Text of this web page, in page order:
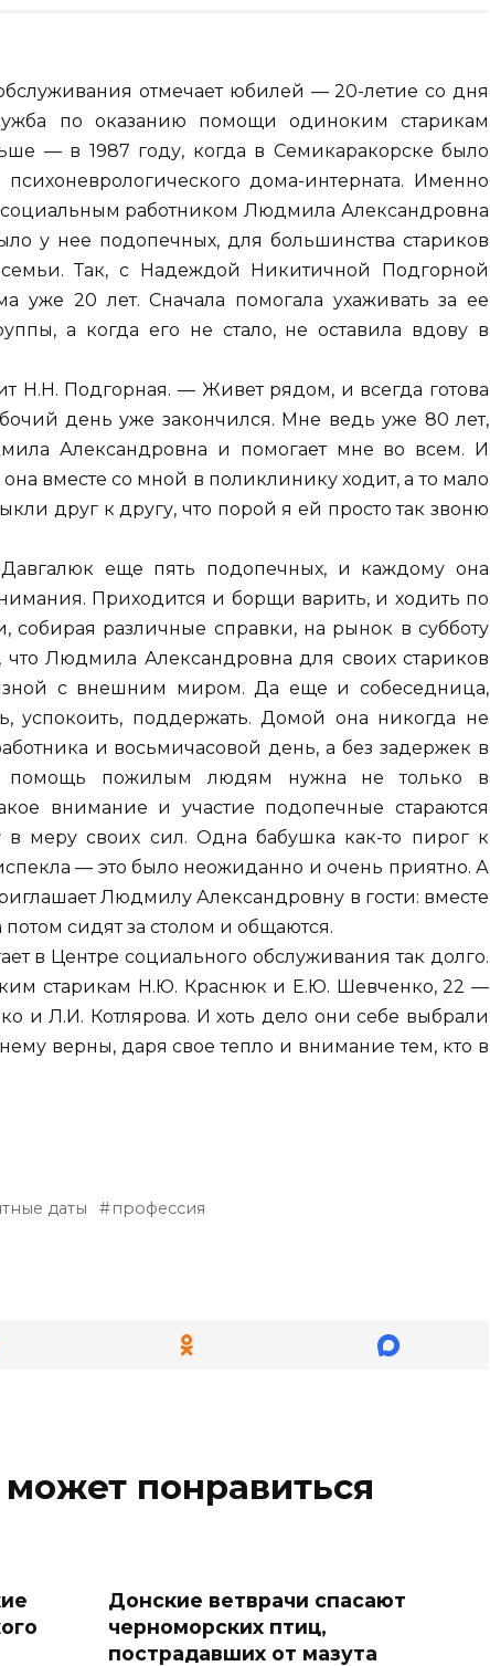
отмечает юбилей — 20-летие со дня
по оказанию помощи одиноким старикам
— в 1987 году, когда в Семикаракорске было
дома-интерната. Именно
социальным работником Людмила Александровна
у нее подопечных, для большинства стариков
Так, с Надеждой Никитичной Подгорной
уже 20 лет. Сначала помогала ухаживать за ее
а когда его не стало, не оставила вдову в
Подгорная. — Живет рядом, и всегда готова
день уже закончился. Мне ведь уже 80 лет,
Александровна и помогает мне во всем. И
вместе со мной в поликлинику ходит, а то мало
друг к другу, что порой я ей просто так звоню
еще пять подопечных, и каждому она
Приходится и борщи варить, и ходить по
собирая различные справки, на рынок в субботу
что Людмила Александровна для своих стариков
с внешним миром. Да еще и собеседница,
успокоить, поддержать. Домой она никогда не
и восьмичасовой день, а без задержек в
помощь пожилым людям нужна не только в
внимание и участие подопечные стараются
меру своих сил. Одна бабушка как-то пирог к
— это было неожиданно и очень приятно. А
Людмилу Александровну в гости: вместе
сидят за столом и общаются.
в Центре социального обслуживания так долго.
старикам Н.Ю. Краснюк и Е.Ю. Шевченко, 22 —
и Л.И. Котлярова. И хоть дело они себе выбрали
верны, даря свое тепло и внимание тем, кто в
даты профессия
понравиться
Донские ветврачи спасают
черноморских птиц,
пострадавших от мазута